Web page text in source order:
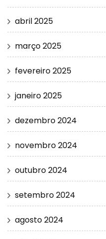
abril 2025
março 2025
fevereiro 2025
janeiro 2025
dezembro 2024
novembro 2024
outubro 2024
setembro 2024
agosto 2024